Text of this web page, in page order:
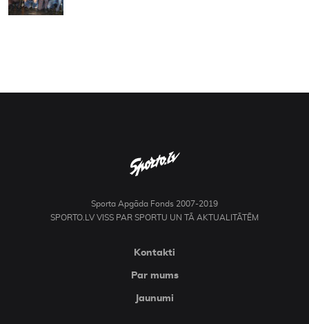
Sporta Apgāda Fonds 2007-2019
SPORTO.LV VISS PAR SPORTU UN TĀ AKTUALITĀTĒM
Kontakti
Par mums
Jaunumi